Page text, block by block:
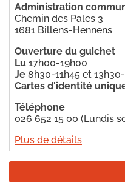
Administration
Chemin des Pales 3
1681 Billens-Hennens
Ouverture du guichet
Lu 17h00-19h00
Je 8h30-11h45 et
Cartes d'identité
Téléphone
026 652 15 00 (Lundis
Plus de détails